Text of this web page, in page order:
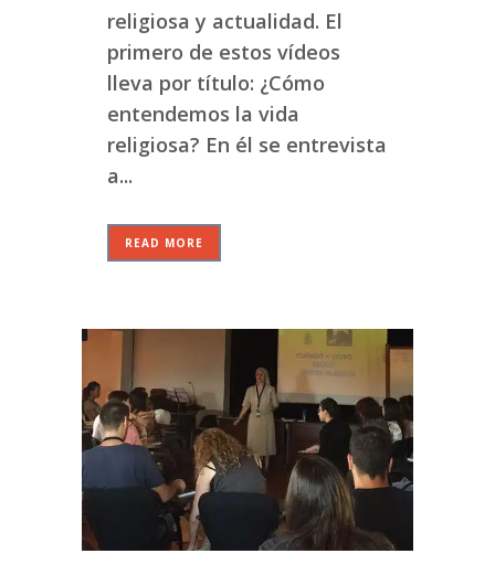
religiosa y actualidad. El
primero de estos vídeos
lleva por título: ¿Cómo
entendemos la vida
religiosa? En él se entrevista
a...
READ MORE